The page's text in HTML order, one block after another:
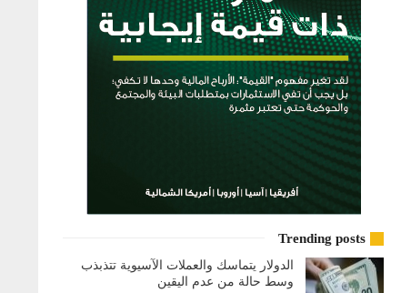
Trending posts
الدولار يتماسك والعملات الآسيوية تتذبذب
وسط حالة من عدم اليقين